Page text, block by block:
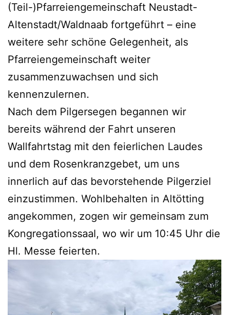
(Teil-)Pfarreiengemeinschaft Neustadt-
Altenstadt/Waldnaab fortgeführt – eine
weitere sehr schöne Gelegenheit, als
Pfarreiengemeinschaft weiter
zusammenzuwachsen und sich
kennenzulernen.
Nach dem Pilgersegen begannen wir
bereits während der Fahrt unseren
Wallfahrtstag mit den feierlichen Laudes
und dem Rosenkranzgebet, um uns
innerlich auf das bevorstehende Pilgerziel
einzustimmen. Wohlbehalten in Altötting
angekommen, zogen wir gemeinsam zum
Kongregationssaal, wo wir um 10:45 Uhr die
Hl. Messe feierten.